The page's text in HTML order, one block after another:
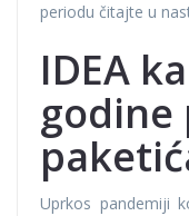
periodu čitajte u
IDEA
godine
Uprkos pandemiji